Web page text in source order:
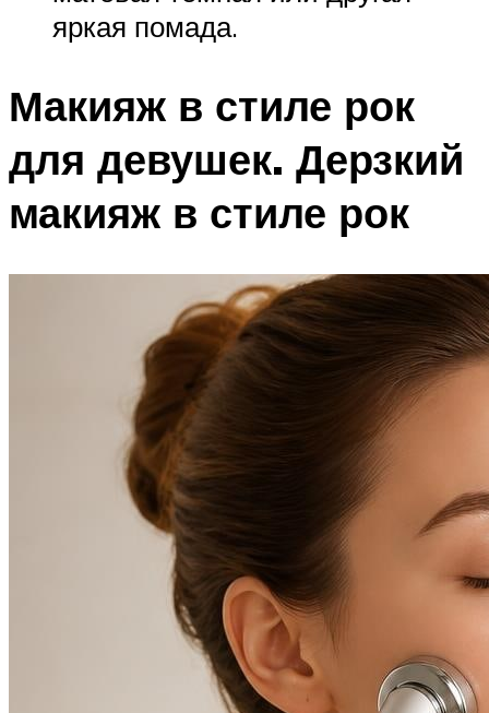
яркая помада.
Макияж в стиле рок
для девушек. Дерзкий
макияж в стиле рок